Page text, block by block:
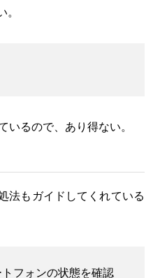
るので、あり得ない。
法もガイドしてくれている
フォンの状態を確認